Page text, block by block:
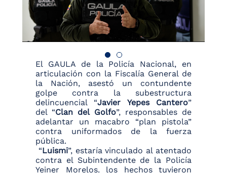
El GAULA de la Policía Nacional, en
articulación con la Fiscalía General de
la Nación, asestó un contundente
golpe contra la subestructura
delincuencial “Javier Yepes Cantero”
del “Clan del Golfo”, responsables de
adelantar un macabro “plan pistola”
contra uniformados de la fuerza
pública.
“Luismi”, estaría vinculado al atentado
contra el Subintendente de la Policía
Yeiner Morelos. los hechos tuvieron